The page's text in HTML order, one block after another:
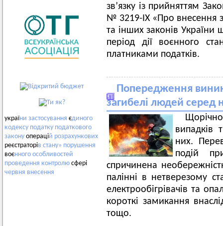
україни застосування єдиного
кодексу податку податкового
закону операцій розрахункових
реєстраторів стану» порушення
воєнного особливостей
проведення контролю сфері
червня внесення
зв’язку із прийняттям
№ 3219-IX «Про внесення
та інших законів
період дії воєнного
платниками податків.
Попередження
загибелі людей серед
випадків
них.
подій
спричинена
палінні в нетверезому
електрообігрівачів та
короткі замикання
тощо.